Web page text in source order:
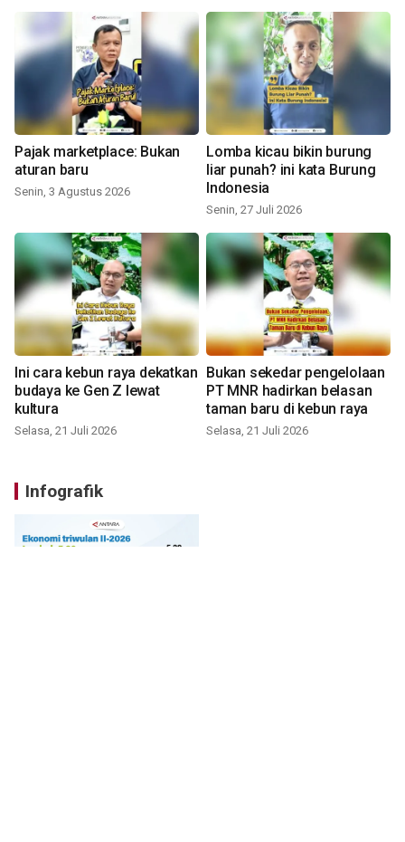
Pajak marketplace: Bukan
aturan baru
Senin, 3 Agustus 2026
Lomba kicau bikin burung
liar punah? ini kata Burung
Indonesia
Senin, 27 Juli 2026
Ini cara kebun raya dekatkan
budaya ke Gen Z lewat
kultura
Selasa, 21 Juli 2026
Bukan sekedar pengelolaan
PT MNR hadirkan belasan
taman baru di kebun raya
Selasa, 21 Juli 2026
Infografik